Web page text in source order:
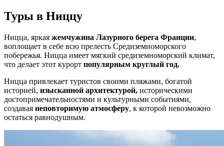
Туры в Ниццу
Ницца, яркая жемчужина Лазурного берега Франции,
воплощает в себе всю прелесть Средиземноморского
побережья. Ницца имеет мягкий средиземноморский климат,
что делает этот курорт популярным круглый год.
Ницца привлекает туристов своими пляжами, богатой
историей, изысканной архитектурой, историческими
достопримечательностями и культурными событиями,
создавая неповторимую атмосферу, к которой невозможно
остаться равнодушным.